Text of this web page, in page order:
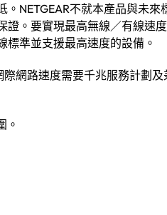
。NETGEAR不就本產品與未來
證。要實現最高無線／有線速
標準並支援最高速度的設備。
網路速度需要千兆服務計劃及
。